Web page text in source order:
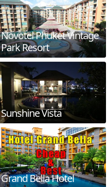
Novotel Phuket Vintage
Park Resort
Sunshine Vista
Grand Bella Hotel